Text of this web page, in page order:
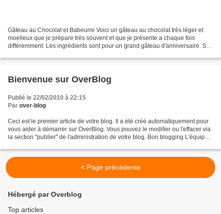
Gâteau au Chocolat et Babeurre Voici un gâteau au chocolat très léger et
moelleux que je prépare très souvent et que je présente a chaque fois
différemment. Les ingrédients sont pour un grand gâteau d'anniversaire. Si
Bienvenue sur OverBlog
Publié le 22/02/2010 à 22:15
Par over-blog
Ceci est le premier article de votre blog. Il a été créé automatiquement pour
vous aider à démarrer sur OverBlog. Vous pouvez le modifier ou l'effacer via
la section "publier" de l'administration de votre blog. Bon blogging L'équipe
< Page précédente
Hébergé par Overblog
Top articles